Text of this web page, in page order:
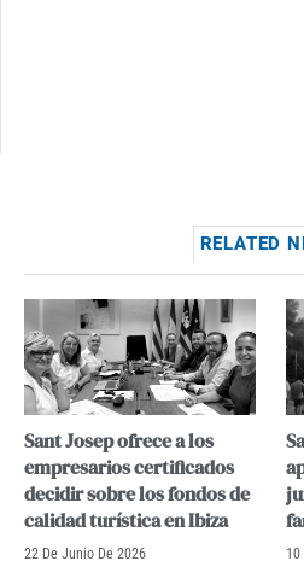
RELATED
Sant Josep ofrece a los
empresarios certificados
decidir sobre los fondos de
calidad turística en Ibiza
22 De Junio De 2026 10